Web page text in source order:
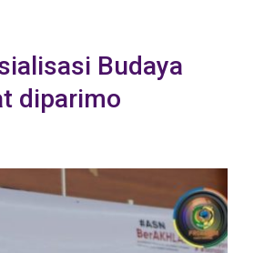
Budaya
diparimo